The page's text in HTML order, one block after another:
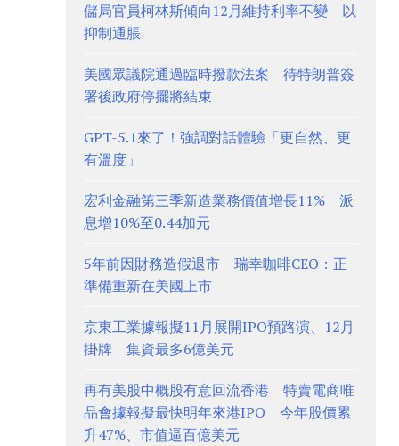
儲局官員柯林斯傾向12月維持利率不變 以
抑制通脹
美國眾議院通過臨時撥款法案 待特朗普簽
署後政府停擺將結束
GPT-5.1來了！強調對話體驗「更自然、更
有溫度」
宏利金融第三季新造業務價值增長11% 派
息增10%至0.44加元
5年前因財務造假退市 瑞幸咖啡CEO：正
準備重新在美國上市
京東工業據報擬11月展開IPO預路演、12月
掛牌 集資最多6億美元
再有美股中概股有意回流香港 特賣電商唯
品會據報擬最快明年來港IPO 今年股價累
升47%、市值逼百億美元